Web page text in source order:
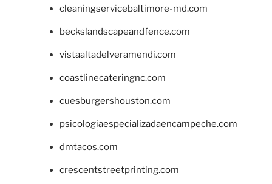
cleaningservicebaltimore-md.com
beckslandscapeandfence.com
vistaaltadelveramendi.com
coastlinecateringnc.com
cuesburgershouston.com
psicologiaespecializadaencampeche.com
dmtacos.com
crescentstreetprinting.com